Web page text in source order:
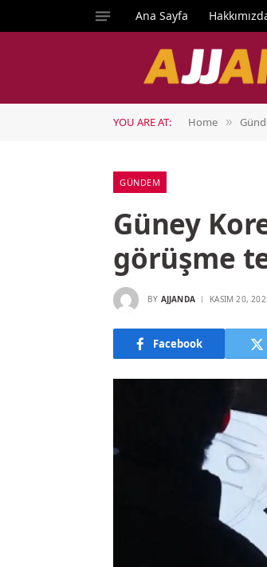
Ana Sayfa
YOU ARE AT: Home »
GÜNDEM
Güney
görüşme
BY AJJANDA KASIM 20,
Facebook